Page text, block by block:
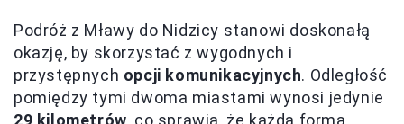
Podróż z Mławy do Nidzicy stanowi doskonałą
okazję, by skorzystać z wygodnych i
przystępnych opcji komunikacyjnych. Odległość
pomiędzy tymi dwoma miastami wynosi jedynie
29 kilometrów, co sprawia, że każda forma